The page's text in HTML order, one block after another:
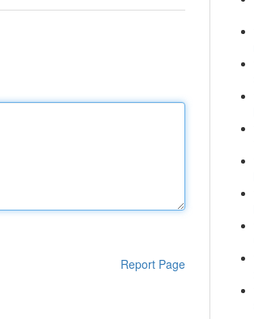
Report Page